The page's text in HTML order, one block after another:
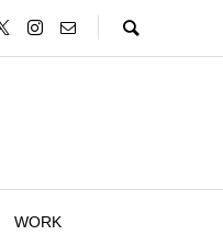
WORK